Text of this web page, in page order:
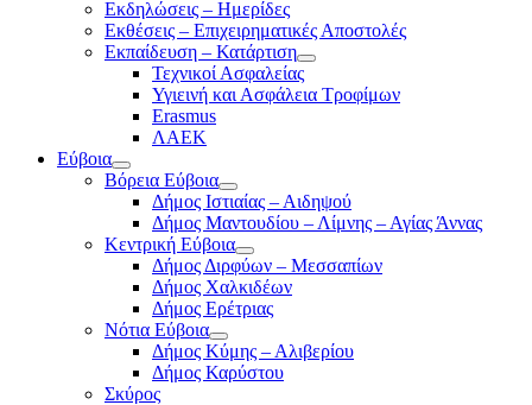
Εκδηλώσεις – Ημερίδες
Εκθέσεις – Επιχειρηματικές Αποστολές
Εκπαίδευση – Κατάρτιση
Τεχνικοί Ασφαλείας
Υγιεινή και Ασφάλεια Τροφίμων
Erasmus
ΛΑΕΚ
Εύβοια
Βόρεια Εύβοια
Δήμος Ιστιαίας – Αιδηψού
Δήμος Μαντουδίου – Λίμνης – Αγίας Άννας
Κεντρική Εύβοια
Δήμος Διρφύων – Μεσσαπίων
Δήμος Χαλκιδέων
Δήμος Ερέτριας
Νότια Εύβοια
Δήμος Κύμης – Αλιβερίου
Δήμος Καρύστου
Σκύρος